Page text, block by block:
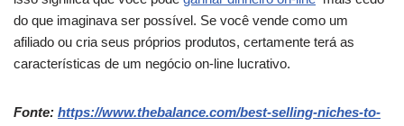
do que imaginava ser possível. Se você vende como um
afiliado ou cria seus próprios produtos, certamente terá as
características de um negócio on-line lucrativo.
Fonte: https://www.thebalance.com/best-selling-niches-to-